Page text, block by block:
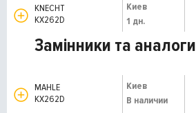
KNECHT
KX262D
Киев
1 дн.
Замінники та аналоги
MAHLE
KX262D
Киев
В наличии